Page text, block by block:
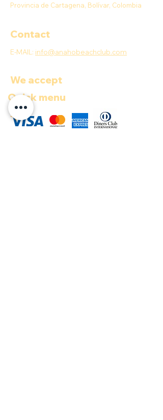
Provincia de Cartagena, Bolívar, Colombia
Contact
E-MAIL: info@anahobeachclub.com
We accept
Quick menu